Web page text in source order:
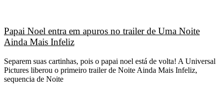
Papai Noel entra em apuros no trailer de Uma Noite
Ainda Mais Infeliz
Separem suas cartinhas, pois o papai noel está de volta! A Universal
Pictures liberou o primeiro trailer de Noite Ainda Mais Infeliz,
sequencia de Noite